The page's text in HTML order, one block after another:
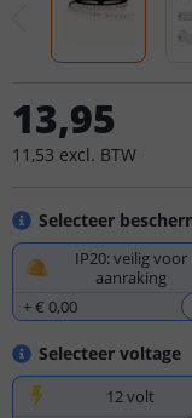
Selecteer
IP20: veilig voor
aanraking
+€ 0,00
Selecteer voltage
12 volt
13,95
11 ,53 excl. BTW